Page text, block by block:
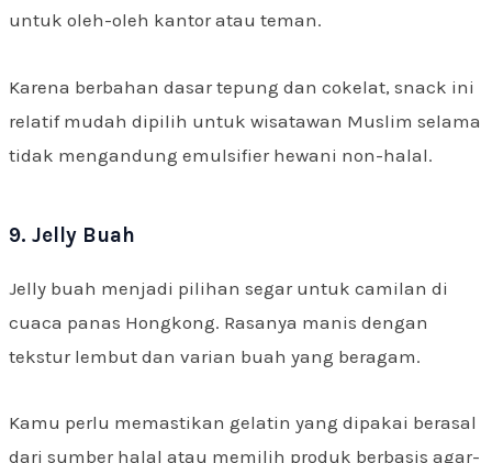
untuk oleh-oleh kantor atau teman.
Karena berbahan dasar tepung dan cokelat, snack ini
relatif mudah dipilih untuk wisatawan Muslim selama
tidak mengandung emulsifier hewani non-halal.
9. Jelly Buah
Jelly buah menjadi pilihan segar untuk camilan di
cuaca panas Hongkong. Rasanya manis dengan
tekstur lembut dan varian buah yang beragam.
Kamu perlu memastikan gelatin yang dipakai berasal
dari sumber halal atau memilih produk berbasis agar-